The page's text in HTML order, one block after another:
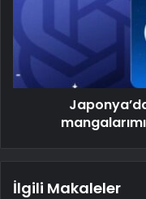
İlgili Makaleler